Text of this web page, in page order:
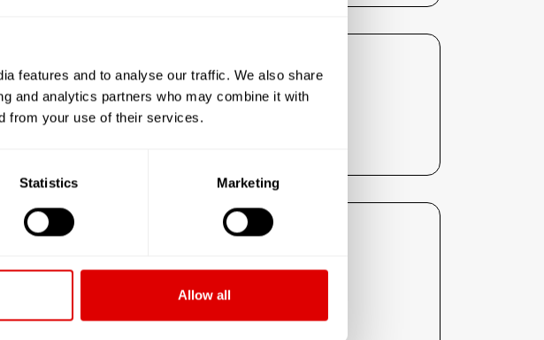
features and to analyse our traffic. We also share
and analytics partners who may combine it with
from your use of their services.
Statistics Marketing
Allow all
Les tarifs de l’hébergement :
En chambre simple : 104 €
En chambre double : 82 €
Les tarifs de la dépendance sont les suivants :
G.I.R. 5 & 6 : 5.84 €